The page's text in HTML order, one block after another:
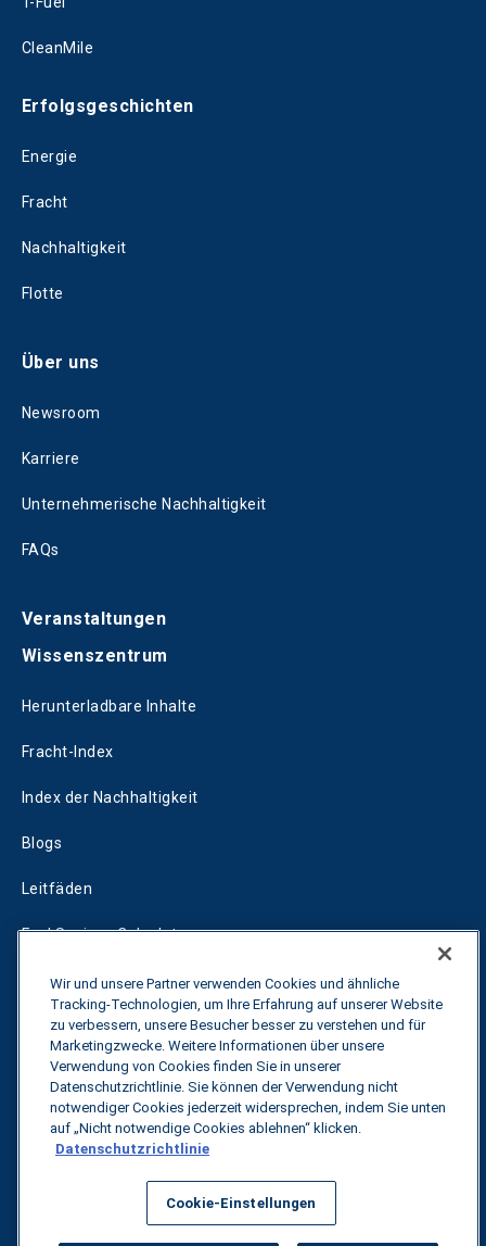
CleanMile
Erfolgsgeschichten
Energie
Fracht
Nachhaltigkeit
Flotte
Über uns
Newsroom
Karriere
Unternehmerische Nachhaltigkeit
FAQs
Veranstaltungen
Wissenszentrum
Herunterladbare Inhalte
Fracht-Index
Index der Nachhaltigkeit
Blogs
Leitfäden
Fuel Savings Calculator
Rechner für die Transportoptimierung
Tarif-Tracker
Kontakt
Alle Rechte vorbehalten. Datenschutzbestimmungen
Wir und unsere Partner verwenden Cookies und ähnliche
Tracking-Technologien, um Ihre Erfahrung auf unserer Website
zu verbessern, unsere Besucher besser zu verstehen und für
Marketingzwecke. Weitere Informationen über unsere
Verwendung von Cookies finden Sie in unserer
Datenschutzrichtlinie. Sie können der Verwendung nicht
notwendiger Cookies jederzeit widersprechen, indem Sie unten
auf „Nicht notwendige Cookies ablehnen“ klicken.
Datenschutzrichtlinie
Cookie-Einstellungen